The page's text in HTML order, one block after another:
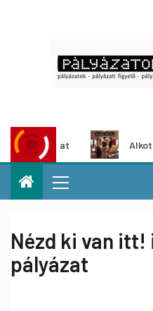
Alkotói
Nézd ki van itt!
pályázat